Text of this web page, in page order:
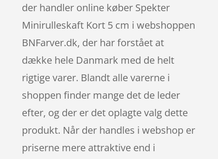
der handler online køber Spekter
Minirulleskaft Kort 5 cm i webshoppen
BNFarver.dk, der har forstået at
dække hele Danmark med de helt
rigtige varer. Blandt alle varerne i
shoppen finder mange det de leder
efter, og der er det oplagte valg dette
produkt. Når der handles i webshop er
priserne mere attraktive end i